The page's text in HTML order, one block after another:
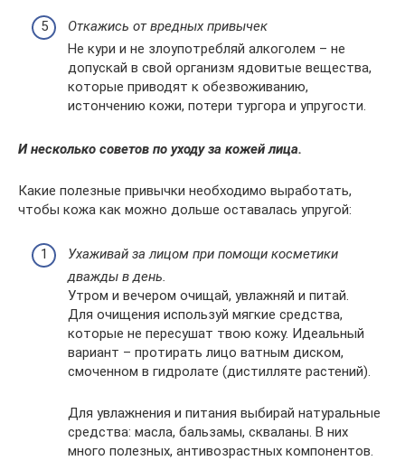
Откажись от вредных привычек
Не кури и не злоупотребляй алкоголем – не
допускай в свой организм ядовитые вещества,
которые приводят к обезвоживанию,
истончению кожи, потери тургора и упругости.
И несколько советов по уходу за кожей лица.
Какие полезные привычки необходимо выработать,
чтобы кожа как можно дольше оставалась упругой:
Ухаживай за лицом при помощи косметики
дважды в день.
Утром и вечером очищай, увлажняй и питай.
Для очищения используй мягкие средства,
которые не пересушат твою кожу. Идеальный
вариант – протирать лицо ватным диском,
смоченном в гидролате (дистилляте растений).
Для увлажнения и питания выбирай натуральные
средства: масла, бальзамы, скваланы. В них
много полезных, антивозрастных компонентов.